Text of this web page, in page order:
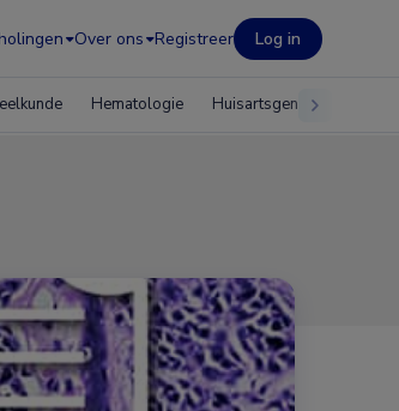
Over ons Registreer Log in
Hematologie Huisartsgeneeskunde